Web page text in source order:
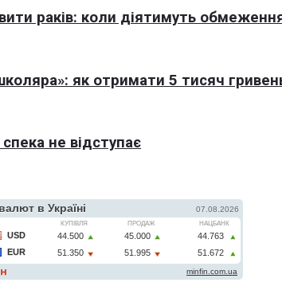
раків: коли діятимуть
як отримати 5 тисяч
не відступає